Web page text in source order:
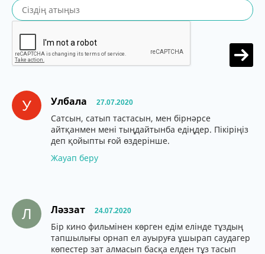
У Улбала 27.07.2020
Сатсын, сатып тастасын, мен бірнәрсе
айтқанмен мені тыңдайтынба едіңдер. Пікіріңіз
деп қойыпты ғой өздерінше.
Жауап беру
Л Ләззат 24.07.2020
Бір кино фильмінен көрген едім елінде тұздың
тапшылығы орнап ел ауыруға ұшырап саудагер
көпестер зат алмасып басқа елден тұз тасып